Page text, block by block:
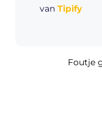
van Tipify
Foutje